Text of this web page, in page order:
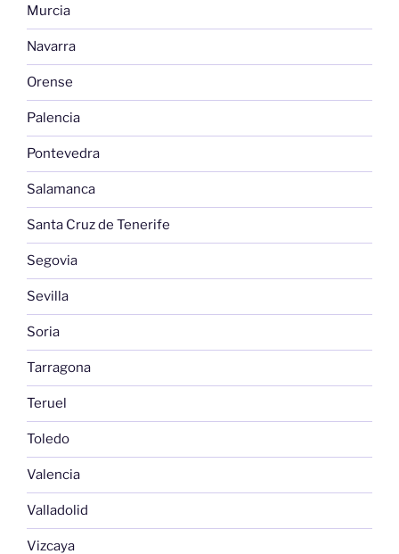
Murcia
Navarra
Orense
Palencia
Pontevedra
Salamanca
Santa Cruz de Tenerife
Segovia
Sevilla
Soria
Tarragona
Teruel
Toledo
Valencia
Valladolid
Vizcaya